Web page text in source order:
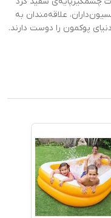
علاقه‌مندان به